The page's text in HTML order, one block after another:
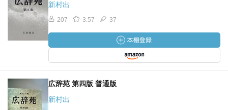
新村出
207 3.57 37
広辞苑 第四版 普通版
新村出